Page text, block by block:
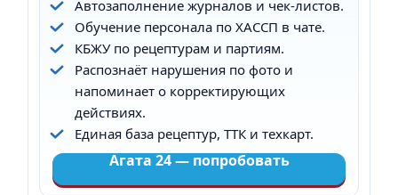
Автозаполнение журналов и чек-листов.
Обучение персонала по ХАССП в чате.
КБЖУ по рецептурам и партиям.
Распознаёт нарушения по фото и
напоминает о корректирующих
действиях.
Единая база рецептур, ТТК и техкарт.
Агата 24 — попробовать